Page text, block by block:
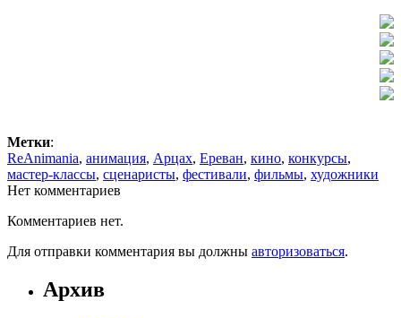
Метки:
ReAnimania, анимация, Арцах, Ереван, кино, конкурсы,
мастер-классы, сценаристы, фестивали, фильмы, художники
Нет комментариев
Комментариев нет.
Для отправки комментария вы должны авторизоваться.
Архив